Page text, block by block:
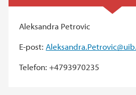
Aleksandra Petrovic
E-post:
Telefon: +4793970235